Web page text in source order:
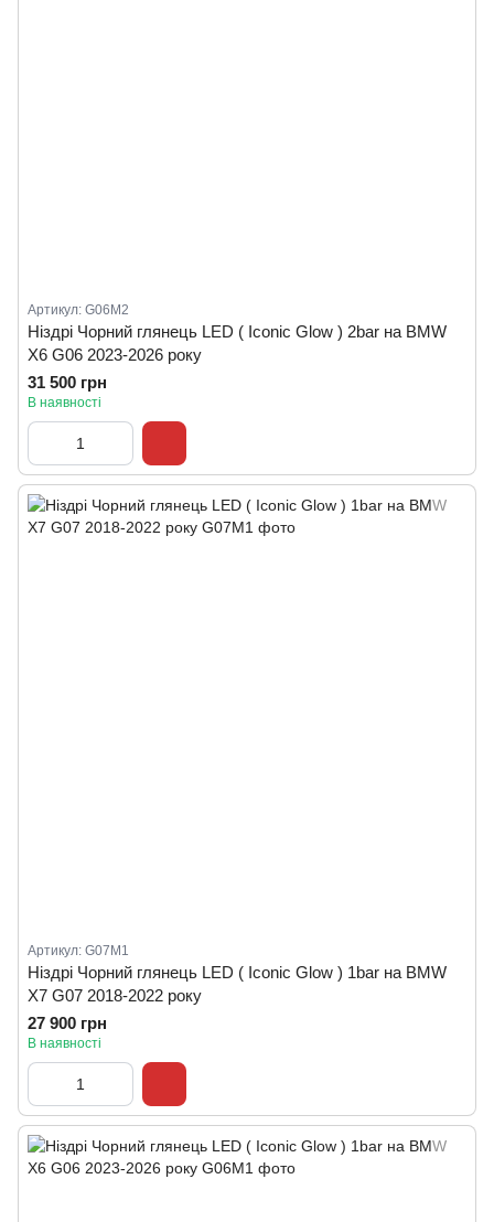
Артикул: G06M2
Ніздрі Чорний глянець LED ( Iconic Glow ) 2bar на BMW
X6 G06 2023-2026 року
31 500 грн
В наявності
Артикул: G07M1
Ніздрі Чорний глянець LED ( Iconic Glow ) 1bar на BMW
X7 G07 2018-2022 року
27 900 грн
В наявності